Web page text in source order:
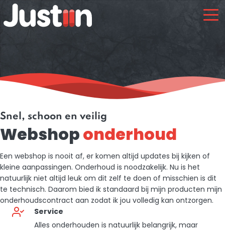
Snel, schoon en veilig
Webshoponderhoud
Een webshop is nooit af, er komen altijd updates bij kijken of
kleine aanpassingen. Onderhoud is noodzakelijk. Nu is het
natuurlijk niet altijd leuk om dit zelf te doen of misschien is dit
te technisch. Daarom bied ik standaard bij mijn producten mijn
onderhoudscontract aan zodat ik jou volledig kan ontzorgen.
Service
Alles onderhouden is natuurlijk belangrijk, maar